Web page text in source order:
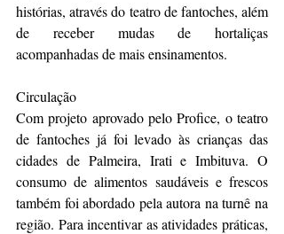
histórias, através do teatro de fantoches, além
de receber mudas de hortaliças
acompanhadas de mais ensinamentos.
Circulação
Com projeto aprovado pelo Profice, o teatro
de fantoches já foi levado às crianças das
cidades de Palmeira, Irati e Imbituva. O
consumo de alimentos saudáveis e frescos
também foi abordado pela autora na turnê na
região. Para incentivar as atividades práticas,